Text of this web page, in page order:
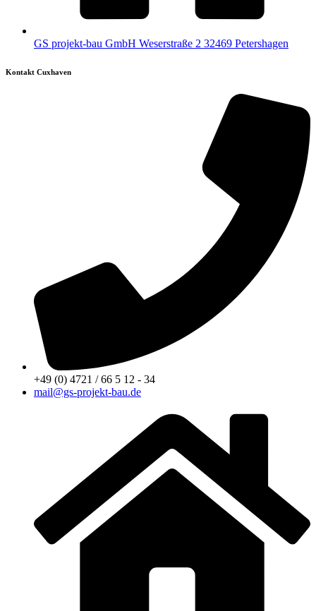
GS projekt-bau GmbH Weserstraße 2 32469 Petershagen
Kontakt Cuxhaven
+49 (0) 4721 / 66 5 12 - 34
mail@gs-projekt-bau.de